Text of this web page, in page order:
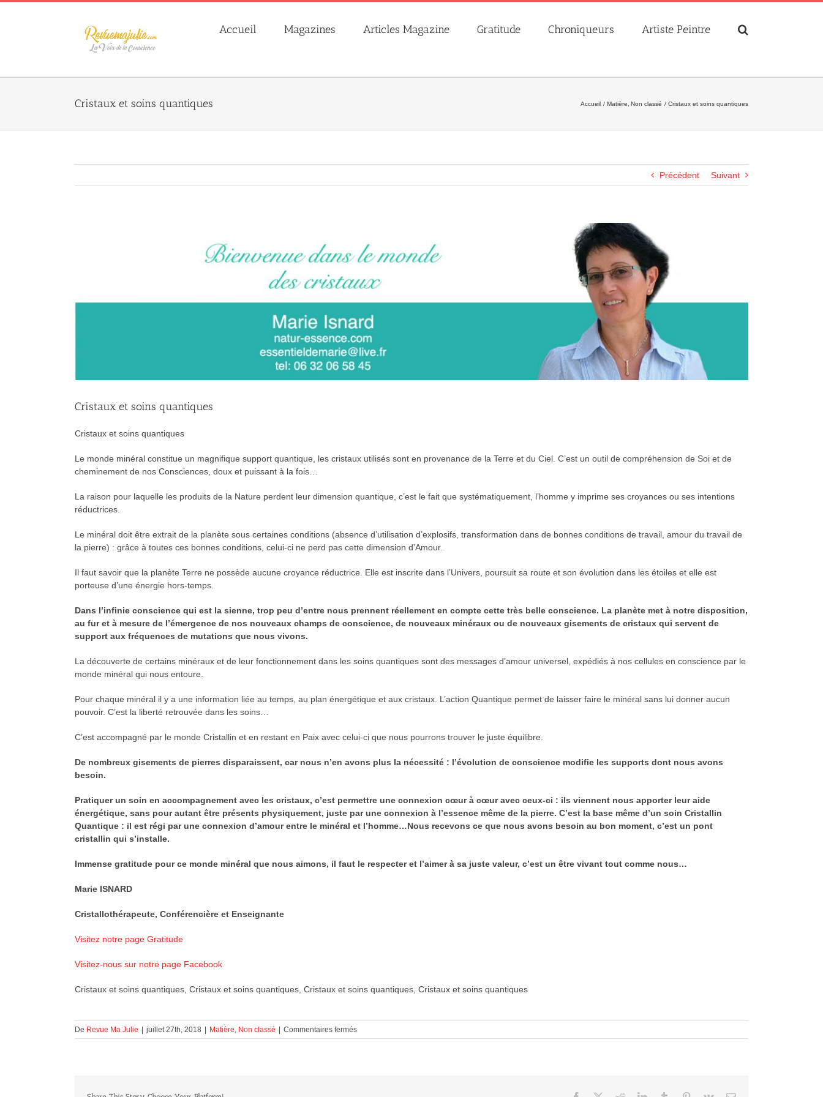
Skip
Accueil Magazines Articles Magazine Gratitude Chroniqueurs Artiste Peintre
Cristaux et soins quantiques Accueil Matière Non classé Cristaux et soins quantiques
Précédent Suivant
Cristaux et soins quantiques
Cristaux et soins quantiques
Le monde minéral constitue un magnifique support quantique, les cristaux utilisés sont en provenance de la Terre et du Ciel. C’est un outil de compréhension de Soi et de
cheminement de nos Consciences, doux et puissant à la fois…
La raison pour laquelle les produits de la Nature perdent leur dimension quantique, c’est le fait que systématiquement, l’homme y imprime ses croyances ou ses intentions
réductrices.
Le minéral doit être extrait de la planète sous certaines conditions (absence d’utilisation d’explosifs, transformation dans de bonnes conditions de travail, amour du travail de
la pierre) : grâce à toutes ces bonnes conditions, celui-ci ne perd pas cette dimension d’Amour.
Il faut savoir que la planète Terre ne possède aucune croyance réductrice. Elle est inscrite dans l’Univers, poursuit sa route et son évolution dans les étoiles et elle est
porteuse d’une énergie hors-temps.
Dans l’infinie conscience qui est la sienne, trop peu d’entre nous prennent réellement en compte cette très belle conscience. La planète met à notre disposition,
au fur et à mesure de l’émergence de nos nouveaux champs de conscience, de nouveaux minéraux ou de nouveaux gisements de cristaux qui servent de
support aux fréquences de mutations que nous vivons.
La découverte de certains minéraux et de leur fonctionnement dans les soins quantiques sont des messages d’amour universel, expédiés à nos cellules en conscience par le
monde minéral qui nous entoure.
Pour chaque minéral il y a une information liée au temps, au plan énergétique et aux cristaux. L’action Quantique permet de laisser faire le minéral sans lui donner aucun
pouvoir. C’est la liberté retrouvée dans les soins…
C’est accompagné par le monde Cristallin et en restant en Paix avec celui-ci que nous pourrons trouver le juste équilibre.
De nombreux gisements de pierres disparaissent, car nous n’en avons plus la nécessité : l’évolution de conscience modifie les supports dont nous avons
besoin.
Pratiquer un soin en accompagnement avec les cristaux, c’est permettre une connexion cœur à cœur avec ceux-ci : ils viennent nous apporter leur aide
énergétique, sans pour autant être présents physiquement, juste par une connexion à l’essence même de la pierre. C’est la base même d’un soin Cristallin
Quantique : il est régi par une connexion d’amour entre le minéral et l’homme…Nous recevons ce que nous avons besoin au bon moment, c’est un pont
cristallin qui s’installe.
Immense gratitude pour ce monde minéral que nous aimons, il faut le respecter et l’aimer à sa juste valeur, c’est un être vivant tout comme nous…
Marie ISNARD
Cristallothérapeute, Conférencière et Enseignante
Visitez notre page Gratitude
Visitez-nous sur notre page Facebook
Cristaux et soins quantiques, Cristaux et soins quantiques, Cristaux et soins quantiques, Cristaux et soins quantiques
De Revue Ma Julie | juillet 27th, 2018 | Matière, Non classé | Commentaires ferméssur
Cristaux